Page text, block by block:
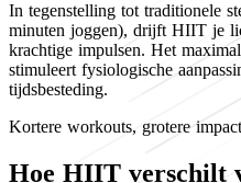
In tegenstelling tot traditionele
minuten joggen), drijft HIIT je
krachtige impulsen. Het
stimuleert fysiologische
tijdsbesteding.
Kortere workouts, grotere
Hoe HIIT verschilt